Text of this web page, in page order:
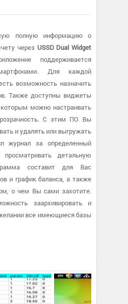
полную информацию о
через USSD Dual Widget
поддерживается
Для каждой
возможность назначить
Также доступны виджеты
можно настраивать
С этим ПО Вы
и удалять или выгружать
журнал за определенный
детальную
составит для Вас
и график баланса, а также
о чем Вы сами захотите.
заархивировать и
все имеющиеся базы